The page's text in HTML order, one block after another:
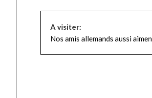
A visiter:
Nos amis allemands aussi